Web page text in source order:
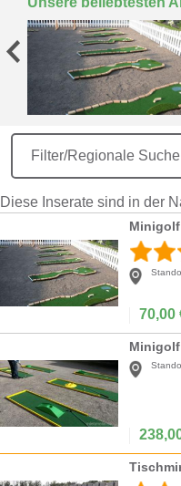
Filter/Regionale Suche
Diese Inserate sind in der
70,00